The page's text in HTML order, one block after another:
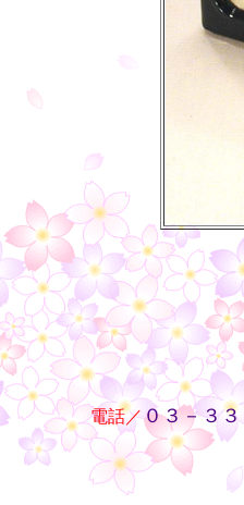
・・電話／０３－３